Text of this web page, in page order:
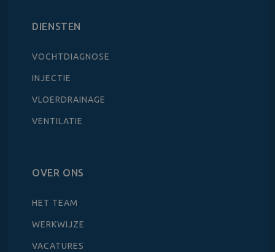
DIENSTEN
VOCHTDIAGNOSE
INJECTIE
VLOERDRAINAGE
VENTILATIE
OVER ONS
HET TEAM
WERKWIJZE
VACATURES